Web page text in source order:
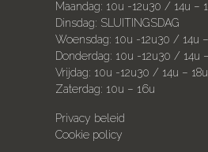
Maandag: 10u -12u30 / 14u –
Dinsdag: SLUITINGSDAG
Woensdag: 10u -12u30 / 14u
Donderdag: 10u -12u30 / 14u
Vrijdag: 10u -12u30 / 14u – 18u
Zaterdag: 10u – 16u
Privacy beleid
Cookie policy